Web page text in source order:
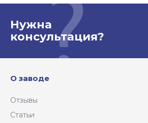
Нужна
консультация?
О заводе
Отзывы
Статьи